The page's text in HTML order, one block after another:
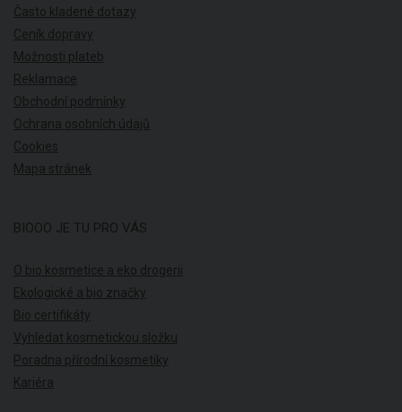
Často kladené dotazy
Ceník dopravy
Možnosti plateb
Reklamace
Obchodní podmínky
Ochrana osobních údajů
Cookies
Mapa stránek
BIOOO JE TU PRO VÁS
O bio kosmetice a eko drogerii
Ekologické a bio značky
Bio certifikáty
Vyhledat kosmetickou složku
Poradna přírodní kosmetiky
Kariéra